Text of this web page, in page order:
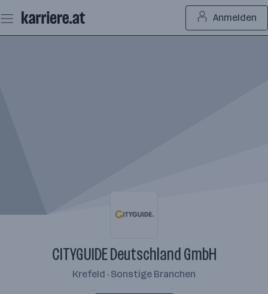
Seiteninhalt
springen
Anmelden
CITYGUIDE Deutschland GmbH
Krefeld · Sonstige Branchen